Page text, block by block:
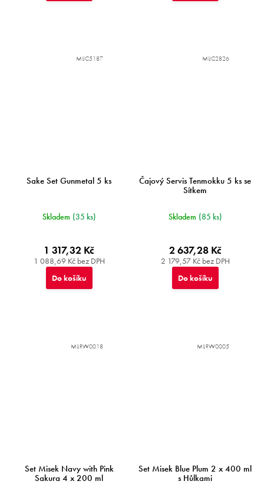
Sake Set Gunmetal 5 ks
Skladem (35 ks)
1 088,69 Kč bez DPH
1 317,32 Kč
Do košíku
MIJC5187
Čajový Servis Tenmokku 5 ks se
Sítkem
Skladem (85 ks)
2 179,57 Kč bez DPH
2 637,28 Kč
Do košíku
MIJC2826
Set Misek Navy with Pink
Sakura 4 x 200 ml
MIJRW0018
Set Misek Blue Plum 2 x 400 ml
s Hůlkami
MIJRW0005